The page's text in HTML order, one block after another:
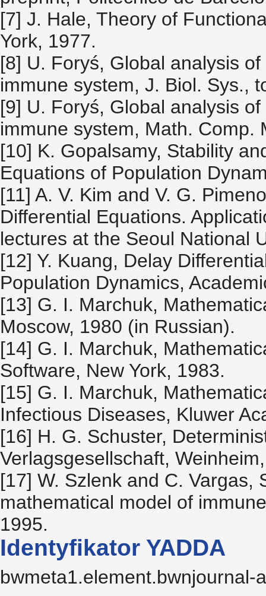
[7] J. Hale, Theory of
York, 1977.
[8] U. Foryś, Global analysis
immune system, J. Biol. Sys.,
[9] U. Foryś, Global analysis
immune system, Math. Comp.
[10] K. Gopalsamy, Stability
Equations of Population
[11] A. V. Kim and V. G.
Differential Equations.
lectures at the Seoul National
[12] Y. Kuang, Delay
Population Dynamics,
[13] G. I. Marchuk,
Moscow, 1980 (in Russian).
[14] G. I. Marchuk,
Software, New York, 1983.
[15] G. I. Marchuk,
Infectious Diseases, Kluwer
[16] H. G. Schuster,
Verlagsgesellschaft,
[17] W. Szlenk and C. Vargas,
mathematical model of
1995.
Identyfikator YADDA
bwmeta1.element.bwnjournal-